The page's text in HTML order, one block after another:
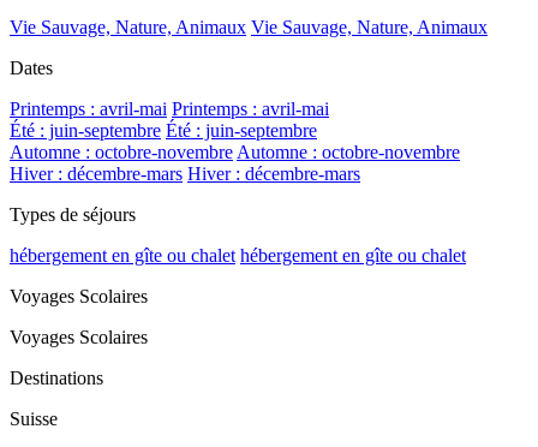
Vie Sauvage, Nature, Animaux Vie Sauvage, Nature, Animaux
Dates
Printemps : avril-mai Printemps : avril-mai
Été : juin-septembre Été : juin-septembre
Automne : octobre-novembre Automne : octobre-novembre
Hiver : décembre-mars Hiver : décembre-mars
Types de séjours
hébergement en gîte ou chalet hébergement en gîte ou chalet
Voyages Scolaires
Voyages Scolaires
Destinations
Suisse